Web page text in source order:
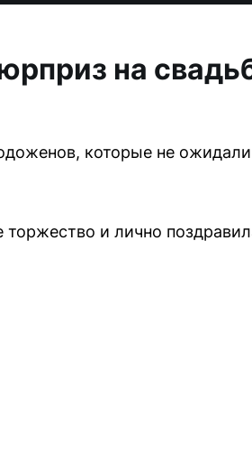
на
которые не ожидали
торжество и лично